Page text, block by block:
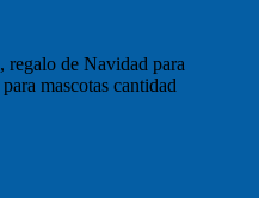
regalo de Navidad para
mascotas cantidad